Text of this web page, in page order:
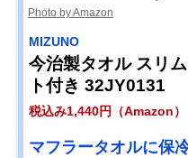
Photo by Amazon
MIZUNO
今治製タオル スリ
ト付き 32JY0131
税込み1,440円（Amazon）
マフラータオルに保